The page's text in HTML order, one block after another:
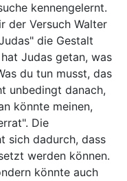
kennengelernt.
der Versuch Walter
die Gestalt
Judas getan, was
du tun musst, das
unbedingt danach,
könnte meinen,
Die
sich dadurch, dass
werden können.
könnte auch